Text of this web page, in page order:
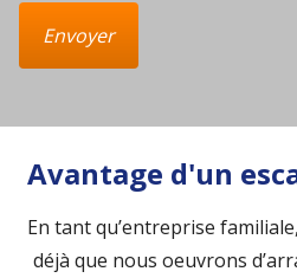
Envoyer
Avantage d'un
En tant qu’entreprise
déjà que nous oeuvrons